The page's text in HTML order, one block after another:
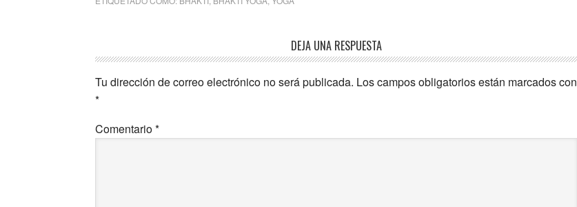
con
los
lectores
DEJA UNA RESPUESTA
Tu dirección de correo electrónico no será publicada. Los campos obligatorios están marcados con
*
Comentario*